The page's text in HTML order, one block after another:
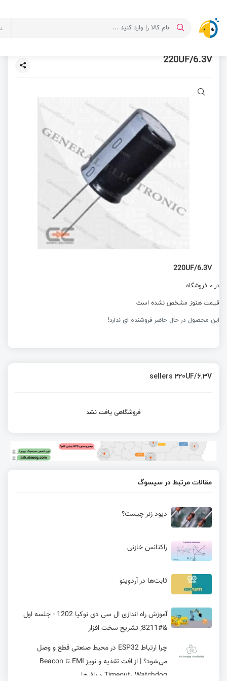
220UF/6.3V
220UF/6.3V
در 0 فروشگاه
قیمت هنوز مشخص نشده است
این محصول در حال حاضر فروشنده ای ندارد!
sellers 220UF/6.3V
فروشگاهی یافت نشد
مقالات مرتبط در سیسوگ
دیود زنر چیست؟
راکتانس خازنی
ثابت‌ها در آردوینو
آموزش راه اندازی ال سی دی نوکیا 1202 - جلسه اول
&#8211; تشریح سخت افزار
چرا ارتباط ESP32 در محیط صنعتی قطع و وصل
می‌شود؟ | از افت تغذیه و نویز EMI تا Beacon
Timeout، Watchdog و بافرها